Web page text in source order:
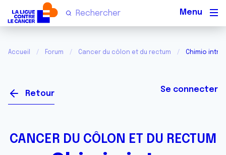
Accueil Forum Cancer du côlon et du rectum Chimio intra
Retour Se connecter
CANCER DU CÔLON ET DU RECTUM